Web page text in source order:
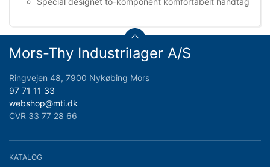
Mors-Thy Industrilager A/S
Ringvejen 48, 7900 Nykøbing Mors
97 71 11 33
webshop@mti.dk
CVR 33 77 28 66
KATALOG